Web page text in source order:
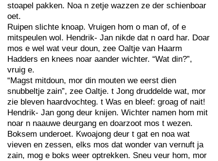
stoapel pakken. Noa n zetje wazzen ze der schienboar
oet.
Ruipen slichte knoap. Vruigen hom o man of, of e
mitspeulen wol. Hendrik- Jan nikde dat n oard har. Doar
mos e wel wat veur doun, zee Oaltje van Haarm
Hadders en knees noar aander wichter. “Wat din?”,
vruig e.
“Magst mitdoun, mor din mouten we eerst dien
snubbeltje zain”, zee Oaltje. t Jong druddelde wat, mor
zie bleven haardvochteg. t Was en bleef: groag of nait!
Hendrik- Jan gong deur knijen. Wichter namen hom mit
noar n naauwe deurgang en doarzoot mos t wezen.
Boksem underoet. Kwoajong deur t gat en noa wat
vieven en zessen, elks mos dat wonder van vernuft ja
zain, mog e boks weer optrekken. Sneu veur hom, mor